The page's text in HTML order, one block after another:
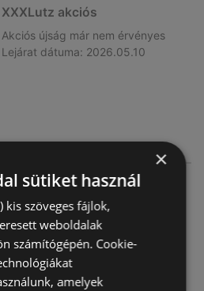
XXXLutz akciós
Akciós újság már nem érvényes
Lejárat dátuma: 2026.05.10
XXXLutz akciós
Akciós újság már nem érvényes
Lejárat dátuma:
2026.04.19
×
sütiket használ
kis szöveges fájlok,
weboldalak
számítógépén. Cookie-
amelyek